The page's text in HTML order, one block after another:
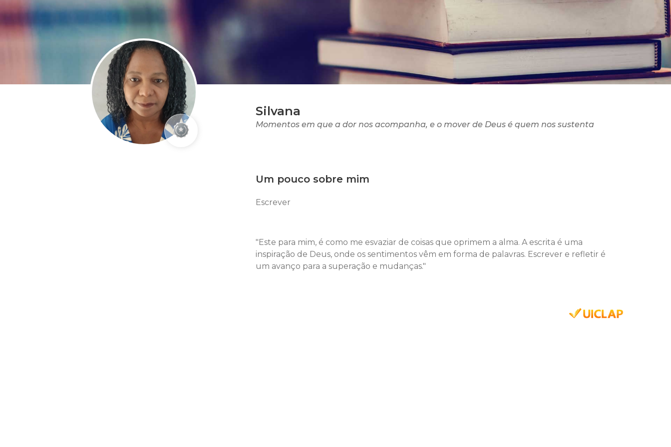
Silvana
Momentos em que a dor nos acompanha, e o mover de Deus é quem nos sustenta
Um pouco sobre mim
Escrever
"Este para mim, é como me esvaziar de coisas que oprimem a alma. A escrita é uma
inspiração de Deus, onde os sentimentos vêm em forma de palavras. Escrever e refletir é
um avanço para a superação e mudanças."